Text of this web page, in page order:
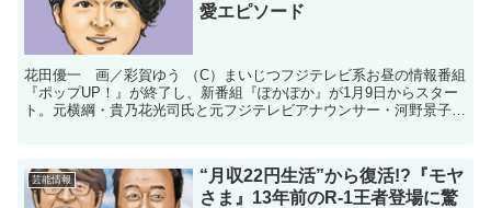
愛エピソード
花田優一 画／彩賀ゆう （C）まいじつフジテレビ系お昼の情報番組
『ポップUP！』が終了し、新番組『ぽかぽか』が1月9日からスター
ト。元横綱・貴乃花光司氏と元フジテレビアナウンサー・河野景子の
芸能情報
“月収22円生活”から復活!?『モヤ
さま』13年前のR-1王者登場に驚